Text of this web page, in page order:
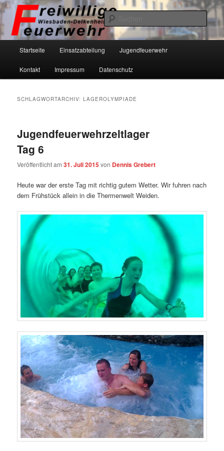
Zum
primären
Inhalt
springen
Zum
sekundären
Inhalt
springenFreiwillige Feuerwehr Wiesbaden-
Startseite Einsatzabteilung Jugendfeuerwehr
Kontakt Impressum Datenschutz
SCHLAGWORTARCHIV:LAGEROLYMPIADE
Jugendfeuerwehrzeltlager
Tag 6
Veröffentlicht am31. Juli 2015von Dennis Grebert
Heute war der erste Tag mit richtig gutem Wetter. Wir fuhren nach
dem Frühstück allein in die Thermenwelt Weiden.